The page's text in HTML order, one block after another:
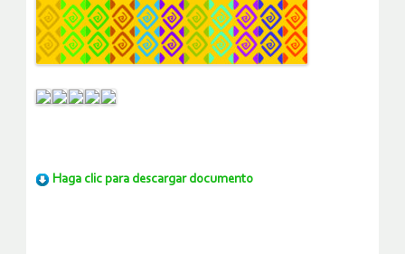
Haga clic para descargar documento